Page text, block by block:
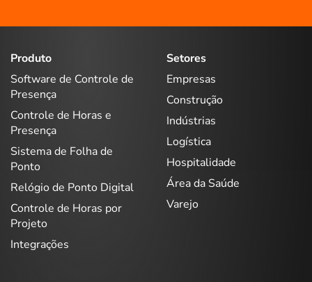
Produto
Software de Controle de
Presença
Controle de Horas e
Presença
Sistema de Folha de
Ponto
Relógio de Ponto Digital
Controle de Horas por
Projeto
Integrações
Setores
Empresas
Construção
Indústrias
Logística
Hospitalidade
Área da Saúde
Varejo